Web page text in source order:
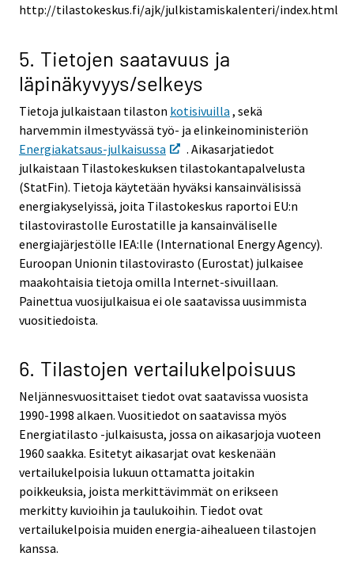
http://tilastokeskus.fi/ajk/julkistamiskalenteri/index.html
5. Tietojen saatavuus ja
läpinäkyvyys/selkeys
Tietoja julkaistaan tilaston kotisivuilla , sekä
harvemmin ilmestyvässä työ- ja elinkeinoministeriön
Energiakatsaus-julkaisussa
. Aikasarjatiedot
julkaistaan Tilastokeskuksen tilastokantapalvelusta
(StatFin). Tietoja käytetään hyväksi kansainvälisissä
energiakyselyissä, joita Tilastokeskus raportoi EU:n
tilastovirastolle Eurostatille ja kansainväliselle
energiajärjestölle IEA:lle (International Energy Agency).
Euroopan Unionin tilastovirasto (Eurostat) julkaisee
maakohtaisia tietoja omilla Internet-sivuillaan.
Painettua vuosijulkaisua ei ole saatavissa uusimmista
vuositiedoista.
6. Tilastojen vertailukelpoisuus
Neljännesvuosittaiset tiedot ovat saatavissa vuosista
1990-1998 alkaen. Vuositiedot on saatavissa myös
Energiatilasto -julkaisusta, jossa on aikasarjoja vuoteen
1960 saakka. Esitetyt aikasarjat ovat keskenään
vertailukelpoisia lukuun ottamatta joitakin
poikkeuksia, joista merkittävimmät on erikseen
merkitty kuvioihin ja taulukoihin. Tiedot ovat
vertailukelpoisia muiden energia-aihealueen tilastojen
kanssa.